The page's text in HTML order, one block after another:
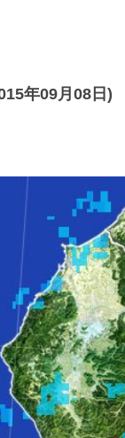
年09月08日)